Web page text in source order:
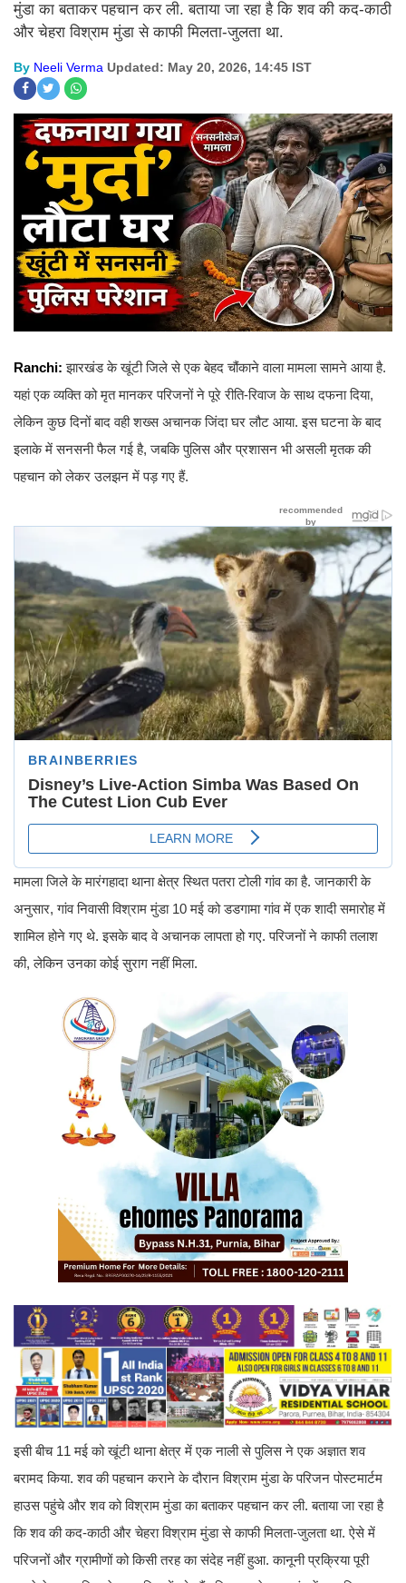
मुंडा का बताकर पहचान कर ली. बताया जा रहा है कि शव की कद-काठी
और चेहरा विश्राम मुंडा से काफी मिलता-जुलता था.
By Neeli Verma Updated: May 20, 2026, 14:45 IST
Ranchi:झारखंड के खूंटी जिले से एक बेहद चौंकाने वाला मामला सामने आया है.
यहां एक व्यक्ति को मृत मानकर परिजनों ने पूरे रीति-रिवाज के साथ दफना दिया,
लेकिन कुछ दिनों बाद वही शख्स अचानक जिंदा घर लौट आया. इस घटना के बाद
इलाके में सनसनी फैल गई है, जबकि पुलिस और प्रशासन भी असली मृतक की
पहचान को लेकर उलझन में पड़ गए हैं.
मामला जिले के मारंगहादा थाना क्षेत्र स्थित पतरा टोली गांव का है. जानकारी के
अनुसार, गांव निवासी विश्राम मुंडा 10 मई को डडगामा गांव में एक शादी समारोह में
शामिल होने गए थे. इसके बाद वे अचानक लापता हो गए. परिजनों ने काफी तलाश
की, लेकिन उनका कोई सुराग नहीं मिला.
इसी बीच 11 मई को खूंटी थाना क्षेत्र में एक नाली से पुलिस ने एक अज्ञात शव
बरामद किया. शव की पहचान कराने के दौरान विश्राम मुंडा के परिजन पोस्टमार्टम
हाउस पहुंचे और शव को विश्राम मुंडा का बताकर पहचान कर ली. बताया जा रहा है
कि शव की कद-काठी और चेहरा विश्राम मुंडा से काफी मिलता-जुलता था. ऐसे में
परिजनों और ग्रामीणों को किसी तरह का संदेह नहीं हुआ. कानूनी प्रक्रिया पूरी